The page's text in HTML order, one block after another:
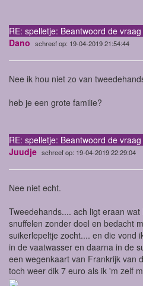
RE: spelletje: Beantwoord de vraag
Dano schreef op: 19-04-2019 21:54:44
Nee ik hou niet zo van
heb je een grote familie?
RE: spelletje: Beantwoord de vraag
Juudje schreef op: 19-04-2019 22:29:04
Nee niet echt.
Tweedehands.... ach ligt eraan
snuffelen zonder doel en bedacht
suikerlepeltje zocht.... en die vond
in de vaatwasser en daarna in de
een wegenkaart van Frankrijk van
toch weer dik 7 euro als ik 'm zelf